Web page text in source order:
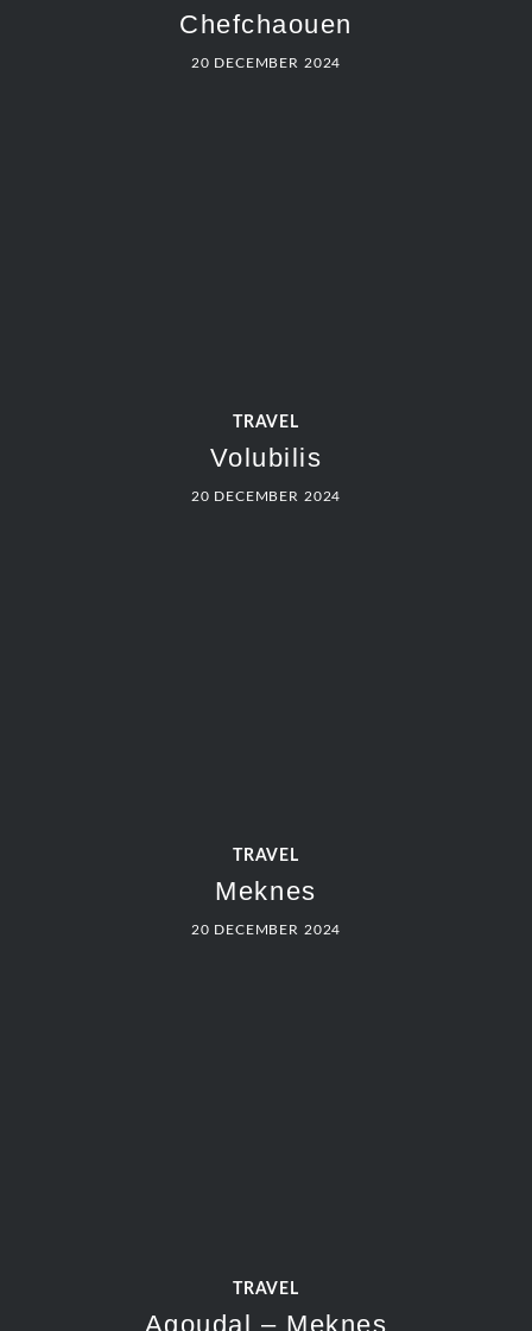
Chefchaouen
20 DECEMBER 2024
TRAVEL
Volubilis
20 DECEMBER 2024
TRAVEL
Meknes
20 DECEMBER 2024
TRAVEL
Agoudal – Meknes